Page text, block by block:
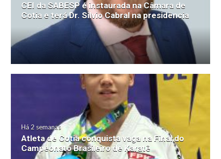
CEI da SABESP é instaurada na Câmara de
Cotia e terá Dr. Silvio Cabral na presidência
Há 2 semanas
Atleta de Cotia conquista vaga na Final do
Campeonato Brasileiro de Karatê